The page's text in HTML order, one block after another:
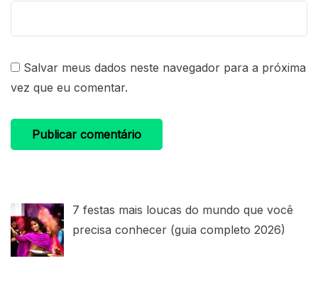
Salvar meus dados neste navegador para a próxima
vez que eu comentar.
7 festas mais loucas do mundo que você
precisa conhecer (guia completo 2026)